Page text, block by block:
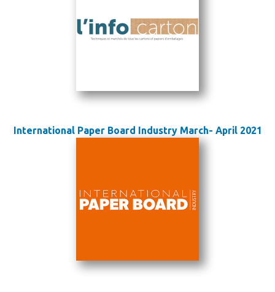
International Paper Board Industry March- April 2021